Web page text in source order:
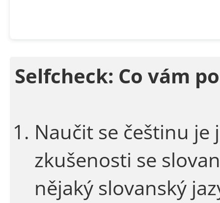
Selfcheck: Co vám
Naučit se češtinu
zkušenosti se
nějaký slovanský